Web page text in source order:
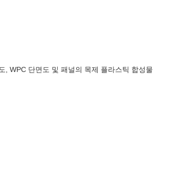
, WPC 단면도 및 패널의 목제 플라스틱 합성물